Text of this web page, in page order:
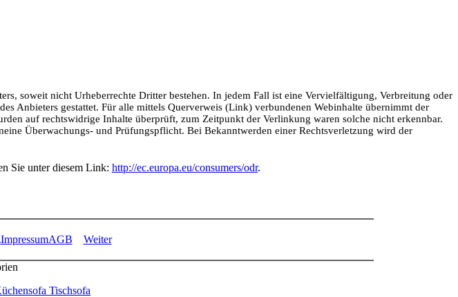
soweit nicht Urheberrechte Dritter bestehen. In jedem Fall ist eine Vervielfältigung, Verbreitung oder
Anbieters gestattet. Für alle mittels Querverweis (Link) verbundenen Webinhalte übernimmt der
auf rechtswidrige Inhalte überprüft, zum Zeitpunkt der Verlinkung waren solche nicht erkennbar.
Überwachungs- und Prüfungspflicht. Bei Bekanntwerden einer Rechtsverletzung wird der
Sie unter diesem Link: http://ec.europa.eu/consumers/odr.
ImpressumAGB Weiter
Tischsofa